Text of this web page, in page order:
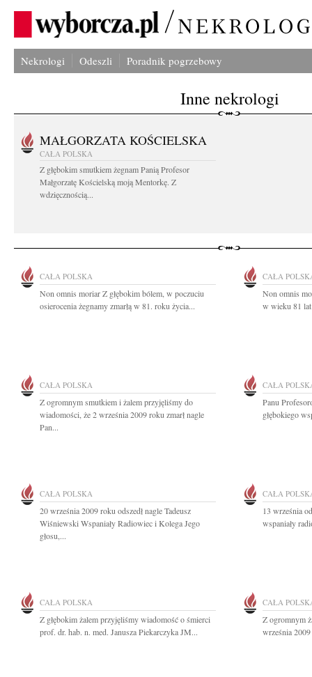
Nekrologi Odeszli Poradnik pogrzebowy
Inne nekrologi
MAŁGORZATA KOŚCIELSKA
CAŁA POLSKA
Z głębokim smutkiem żegnam Panią Profesor
Małgorzatę Kościelską moją Mentorkę. Z
wdzięcznością...
CAŁA POLSKA
Non omnis moriar Z głębokim bólem, w poczuciu
osierocenia żegnamy zmarłą w 81. roku życia...
CAŁA
Non omnis
w wieku 81 lat
CAŁA POLSKA
Z ogromnym smutkiem i żalem przyjęliśmy do
wiadomości, że 2 września 2009 roku zmarł nagle
Pan...
CAŁA
Panu
głębokiego
CAŁA POLSKA
20 września 2009 roku odszedł nagle Tadeusz
Wiśniewski Wspaniały Radiowiec i Kolega Jego
głosu,...
CAŁA
13 września
wspaniały
CAŁA POLSKA
Z głębokim żalem przyjęliśmy wiadomość o śmierci
prof. dr. hab. n. med. Janusza Piekarczyka JM...
CAŁA
Z ogromnym
września 2009